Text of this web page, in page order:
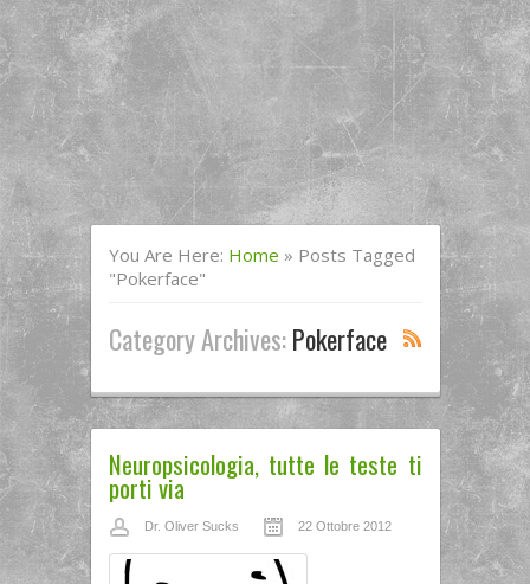
You Are Here: Home » Posts Tagged
"pokerface"
Category Archives:Pokerface
Neuropsicologia, tutte le teste ti
porti via
Dr. Oliver Sucks 22 Ottobre 2012